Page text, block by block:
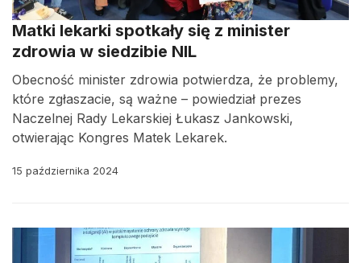
Matki lekarki spotkały się z minister
zdrowia w siedzibie NIL
Obecność minister zdrowia potwierdza, że problemy,
które zgłaszacie, są ważne – powiedział prezes
Naczelnej Rady Lekarskiej Łukasz Jankowski,
otwierając Kongres Matek Lekarek.
15 października 2024